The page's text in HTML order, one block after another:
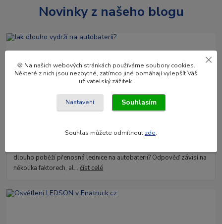
Novinky z našeho blogu
Jak dlouho vydrží na autobaterii?
dlouho poběží přenosná lednice na autobaterii? Odpověď závisí na
několika faktorech, al...číst celé
🍪 Na našich webových stránkách používáme soubory cookies.
Některé z nich jsou nezbytné, zatímco jiné pomáhají vylepšít Váš
uživatelský zážitek.
Nastavení Souhlasím
Souhlas můžete odmítnout zde.